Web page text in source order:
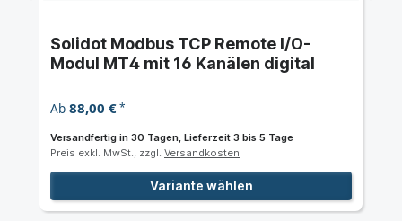
Solidot Modbus TCP Remote I/O-
Modul MT4 mit 16 Kanälen digital
Ab 88,00 €*
Versandfertig in 30 Tagen, Lieferzeit 3 bis 5 Tage
Preis exkl. MwSt., zzgl. Versandkosten
Variante wählen